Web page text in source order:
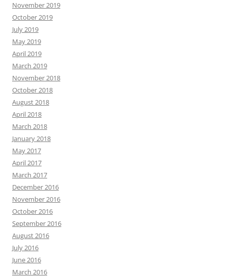
November 2019
October 2019
July 2019
May 2019
April 2019
March 2019
November 2018
October 2018
August 2018
April 2018
March 2018
January 2018
May 2017
April 2017
March 2017
December 2016
November 2016
October 2016
September 2016
August 2016
July 2016
June 2016
March 2016